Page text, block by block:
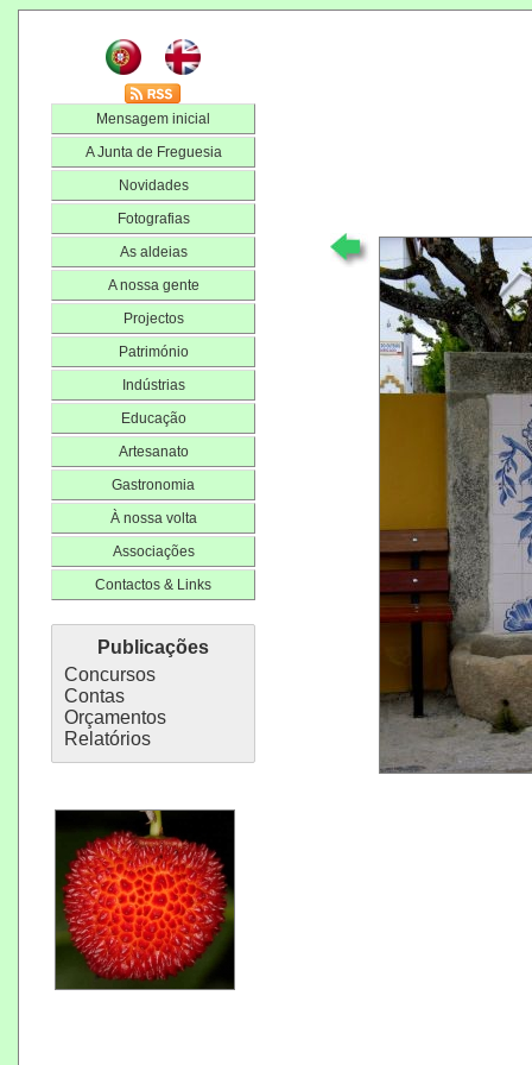
Mensagem inicial
A Junta de Freguesia
Novidades
Fotografias
As aldeias
A nossa gente
Projectos
Património
Indústrias
Educação
Artesanato
Gastronomia
À nossa volta
Associações
Contactos & Links
Publicações
Concursos
Contas
Orçamentos
Relatórios